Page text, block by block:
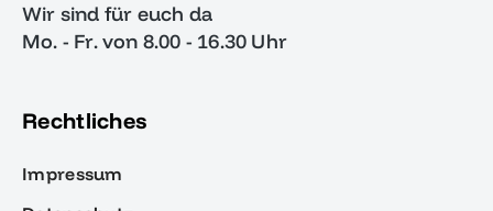
Wir sind für euch da
Mo. - Fr. von 8.00 - 16.30 Uhr
Rechtliches
Impressum